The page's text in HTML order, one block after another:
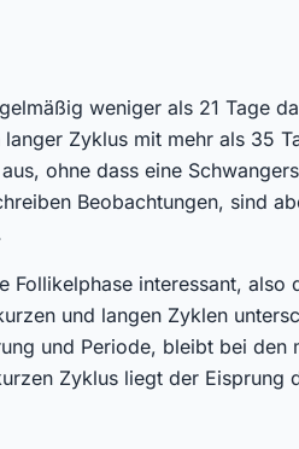
weniger als 21 Tage
Zyklus mit mehr als 35
ohne dass eine
Beobachtungen, sind
Follikelphase interessant, also
und langen Zyklen
und Periode, bleibt bei den
Zyklus liegt der Eisprung